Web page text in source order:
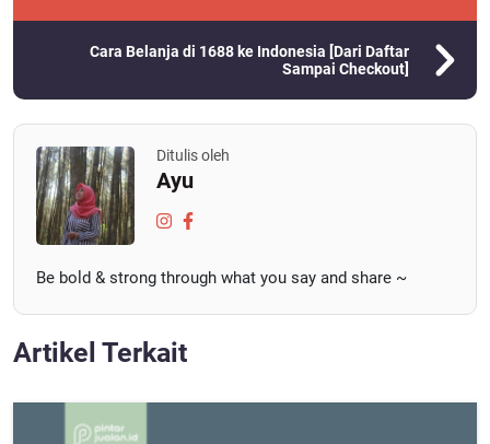
Cara Belanja di 1688 ke Indonesia [Dari Daftar
Sampai Checkout]
Ditulis oleh
Ayu
Be bold & strong through what you say and share ~
Artikel Terkait